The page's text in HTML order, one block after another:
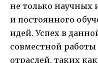
не только
и постоянного
идей. Успех в
совместной
отраслей, таких